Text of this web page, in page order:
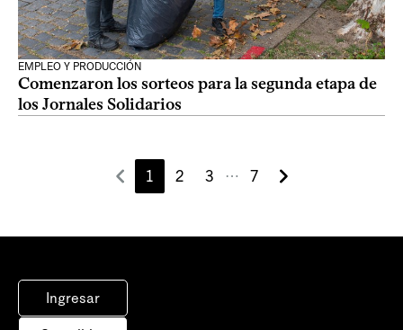
EMPLEO Y PRODUCCIÓN
Comenzaron los sorteos para la segunda etapa de
los Jornales Solidarios
1 2 3 ⋯ 7
Ingresar